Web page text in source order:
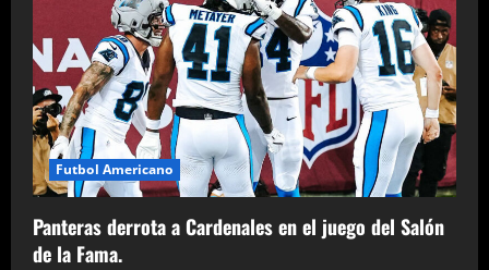
Futbol Americano
Panteras derrota a Cardenales en el juego del Salón
de la Fama.